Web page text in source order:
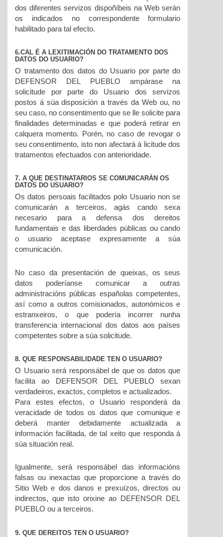
dos diferentes servizos dispoñíbeis na Web serán
os indicados no correspondente formulario
habilitado para tal efecto.
6.CAL É A LEXITIMACIÓN DO TRATAMENTO DOS
DATOS DO USUARIO?
O tratamento dos datos do Usuario por parte do
DEFENSOR DEL PUEBLO ampárase na
solicitude por parte do Usuario dos servizos
postos á súa disposición a través da Web ou, no
seu caso, no consentimento que se lle solicite para
finalidades determinadas e que poderá retirar en
calquera momento. Porén, no caso de revogar o
seu consentimento, isto non afectará á licitude dos
tratamentos efectuados con anterioridade.
7. A QUE DESTINATARIOS SE COMUNICARÁN OS
DATOS DO USUARIO?
Os datos persoais facilitados polo Usuario non se
comunicarán a terceiros, agás cando sexa
necesario para a defensa dos dereitos
fundamentais e das liberdades públicas ou cando
o usuario aceptase expresamente a súa
comunicación.
No caso da presentación de queixas, os seus
datos poderíanse comunicar a outras
administracións públicas españolas competentes,
así como a outros comisionados, autonómicos e
estranxeiros, o que podería incorrer nunha
transferencia internacional dos datos aos países
competentes sobre a súa solicitude.
8. QUE RESPONSABILIDADE TEN O USUARIO?
O Usuario será responsábel de que os datos que
facilita ao DEFENSOR DEL PUEBLO sexan
verdadeiros, exactos, completos e actualizados.
Para estes efectos, o Usuario responderá da
veracidade de todos os datos que comunique e
deberá manter debidamente actualizada a
información facilitada, de tal xeito que responda á
súa situación real.
Igualmente, será responsábel das informacións
falsas ou inexactas que proporcione a través do
Sitio Web e dos danos e prexuízos, directos ou
indirectos, que isto orixine ao DEFENSOR DEL
PUEBLO ou a terceiros.
9. QUE DEREITOS TEN O USUARIO?